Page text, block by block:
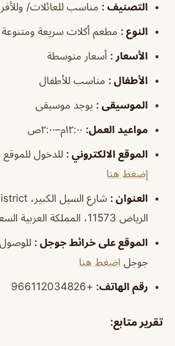
التصنيف : مناسب للعائلات/
النوع : مطعم أكلات سريعة ومتنوعة
الأسعار : أسعار متوسطة
الأطفال : مناسب للأطفال
الموسيقى : يوجد موسيقى
مواعيد العمل:
الموقع الالكتروني : للدخول للموقع
إضغط هنا
العنوان :
الرياض 11573، المملكة العربية السعودية
الموقع على خرائط جوجل :
جوجل اضغط هنا
رقم الهاتف: +966112034826
تقرير متابع: